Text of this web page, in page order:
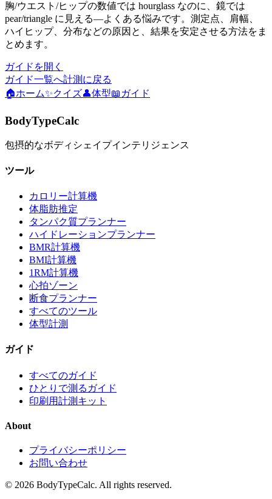
胸/ウエスト/ヒップの数値では hourglass なのに、鏡では
pear/triangle に見える—よくある悩みです。測定点、肩幅、
ハイヒップ、分布などの原因と、結果を安定させる方法をま
とめます。
ガイドを開く
ガイド一覧へ計測に戻る
🏠ホーム✨クイズ👤体型📖 ガイド
BodyTypeCalc
包摂的なボディシェイプインテリジェンス
ツール
カロリー計算機
体脂肪推定
タンパク質プランナー
ハイドレーションプランナー
BMR計算機
BMI計算機
1RM計算機
心拍ゾーン
断食プランナー
すべてのツール
体型計測
ガイド
すべてのガイド
ひとりで測るガイド
印刷用計測キット
About
プライバシーポリシー
お問い合わせ
© 2026 BodyTypeCalc. All rights reserved.